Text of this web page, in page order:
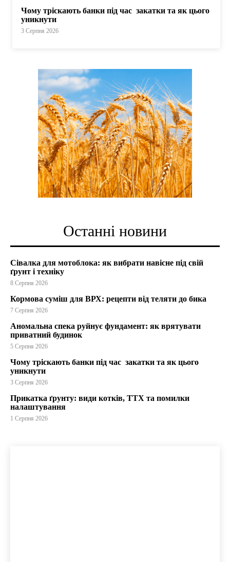
Чому тріскають банки під час закатки та як цього
уникнути
3 Серпня 2026
Останні новини
Сівалка для мотоблока: як вибрати навісне під свій
ґрунт і техніку
8 Серпня 2026
Кормова суміш для ВРХ: рецепти від теляти до бика
7 Серпня 2026
Аномальна спека руйнує фундамент: як врятувати
приватний будинок
5 Серпня 2026
Чому тріскають банки під час закатки та як цього
уникнути
3 Серпня 2026
Прикатка ґрунту: види котків, ТТХ та помилки
налаштування
1 Серпня 2026